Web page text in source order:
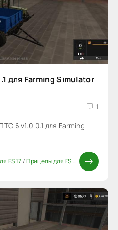
для Farming Simulator
1
6 v1.0.0.1 для Farming
FS 17/Прицепы для FS 17 / Моды ФС 17